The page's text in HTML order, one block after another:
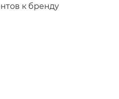
к бренду